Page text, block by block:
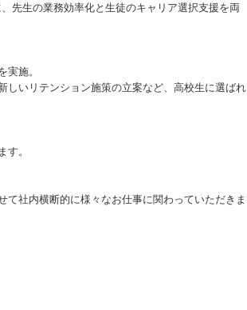
先生の業務効率化と生徒のキャリア選択支援を両
実施。
しいリテンション施策の立案など、高校生に選ばれ
す。
社内横断的に様々なお仕事に関わっていただきま